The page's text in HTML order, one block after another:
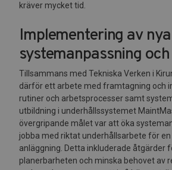
kräver mycket tid.
Implementering av
systemanpassning
Tillsammans med Tekniska Verken i
därför ett arbete med framtagning och
rutiner och arbetsprocesser samt
utbildning i underhållssystemet
övergripande målet var att öka
jobba med riktat underhållsarbete för
anläggning. Detta inkluderade åtgärder
planerbarheten och minska behovet av